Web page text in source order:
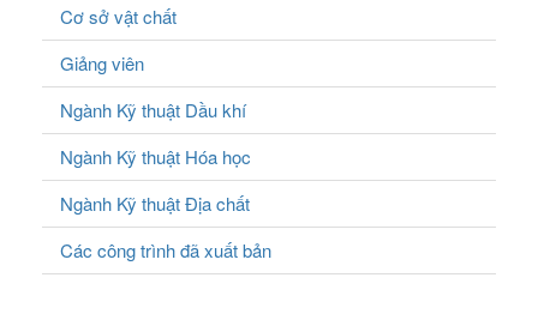
Cơ sở vật chất
Giảng viên
Ngành Kỹ thuật Dầu khí
Ngành Kỹ thuật Hóa học
Ngành Kỹ thuật Địa chất
Các công trình đã xuất bản